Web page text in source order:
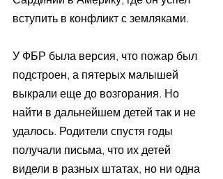
вступить в конфликт с земляками.
У ФБР была версия, что пожар был
подстроен, а пятерых малышей
выкрали еще до возгорания. Но
найти в дальнейшем детей так и не
удалось. Родители спустя годы
получали письма, что их детей
видели в разных штатах, но ни одна